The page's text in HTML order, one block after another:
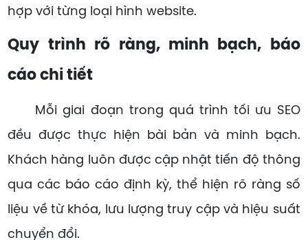
hợp với từng loại hình website.
Quy trình rõ ràng, minh bạch, báo
cáo chi tiết
Mỗi giai đoạn trong quá trình tối ưu SEO
đều được thực hiện bài bản và minh bạch.
Khách hàng luôn được cập nhật tiến độ thông
qua các báo cáo định kỳ, thể hiện rõ ràng số
liệu về từ khóa, lưu lượng truy cập và hiệu suất
chuyển đổi.